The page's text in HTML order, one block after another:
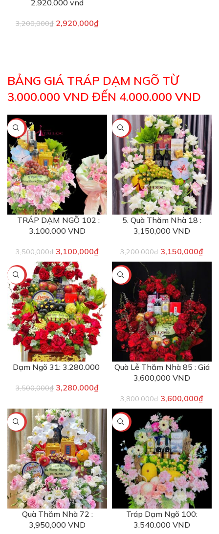
2.920.000 vnd
3,200,000₫ 2,920,000₫
BẢNG GIÁ TRÁP DẠM NGÕ TỪ
3.000.000 VND ĐẾN 4.000.000 VND
-11%
TRÁP DẠM NGÕ 102 :
3.100.000 VND
3,500,000₫ 3,100,000₫
-2%
5. Quà Thăm Nhà 18 :
3,150,000 VND
3,200,000₫ 3,150,000₫
-6%
Dạm Ngõ 31: 3.280.000
3,500,000₫ 3,280,000₫
-5%
Quà Lễ Thăm Nhà 85 : Giá
3,600,000 VND
3,800,000₫ 3,600,000₫
-6%
Quà Thăm Nhà 72 :
3,950,000 VND
-12%
Tráp Dạm Ngõ 100:
3.540.000 VND